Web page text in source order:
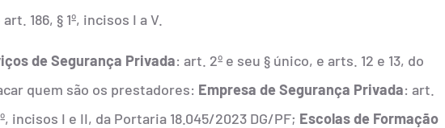
186, § 1º, incisos I a V.
de Segurança Privada: art. 2º e seu § único, e arts. 12 e 13, do
quem são os prestadores: Empresa de Segurança Privada: art.
incisos I e II, da Portaria 18.045/2023 DG/PF; Escolas de Formação